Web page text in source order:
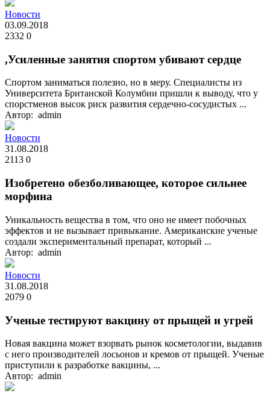
Новости
03.09.2018
2332 0
,Усиленные занятия спортом убивают сердце
Спортом заниматься полезно, но в меру. Специалисты из
Университета Британской Колумбии пришли к выводу, что у
спорстменов высок риск развития сердечно-сосудистых ...
Автор: admin
Новости
31.08.2018
2113 0
Изобретено обезболивающее, которое сильнее
морфина
Уникальность вещества в том, что оно не имеет побочных
эффектов и не вызывает привыкание. Американские ученые
создали экспериментальный препарат, который ...
Автор: admin
Новости
31.08.2018
2079 0
Ученые тестируют вакцину от прыщей и угрей
Новая вакцина может взорвать рынок косметологии, выдавив
с него производителей лосьонов и кремов от прыщей. Ученые
приступили к разработке вакцины, ...
Автор: admin